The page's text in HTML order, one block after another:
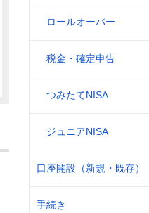
ロールオーバー
税金・確定申告
つみたてNISA
ジュニアNISA
口座開設（新規・既存）
手続き